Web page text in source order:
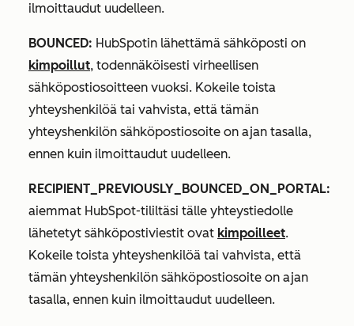
ilmoittaudut uudelleen.
BOUNCED: HubSpotin lähettämä sähköposti on
kimpoillut, todennäköisesti virheellisen
sähköpostiosoitteen vuoksi. Kokeile toista
yhteyshenkilöä tai vahvista, että tämän
yhteyshenkilön sähköpostiosoite on ajan tasalla,
ennen kuin ilmoittaudut uudelleen.
RECIPIENT_PREVIOUSLY_BOUNCED_ON_PORTAL:
aiemmat HubSpot-tililtäsi tälle yhteystiedolle
lähetetyt sähköpostiviestit ovat kimpoilleet.
Kokeile toista yhteyshenkilöä tai vahvista, että
tämän yhteyshenkilön sähköpostiosoite on ajan
tasalla, ennen kuin ilmoittaudut uudelleen.